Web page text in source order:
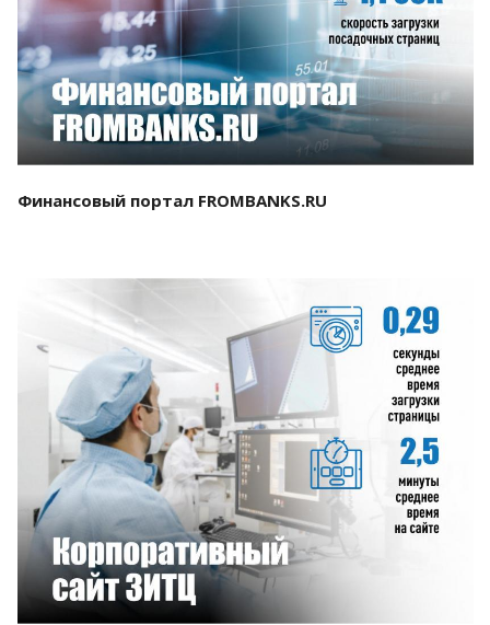
Смотреть проект
Финансовый портал FROMBANKS.RU
Смотреть проект